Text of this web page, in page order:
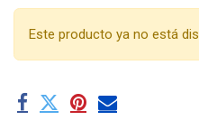
Este producto ya no está